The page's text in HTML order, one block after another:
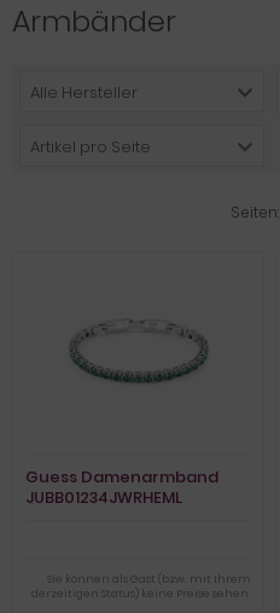
Armbänder
Alle Hersteller
Artikel pro Seite
Seiten:
Guess Damenarmband
JUBB01234JWRHEML
Sie können als Gast (bzw. mit Ihrem
derzeitigen Status) keine Preise sehen.